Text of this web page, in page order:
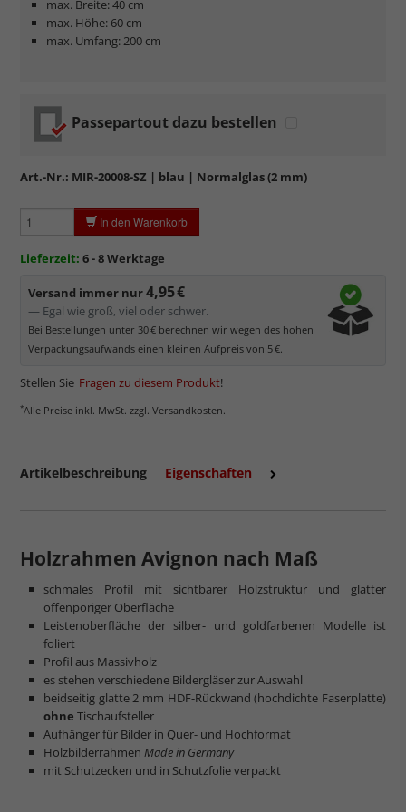
mehr zum Normalglas
max. Breite: 40 cm
max. Höhe: 60 cm
max. Umfang: 200 cm
Passepartout dazu bestellen
Art.-Nr.: MIR-20008-SZ | blau | Normalglas (2 mm)
In den Warenkorb
Lieferzeit: 6 - 8 Werktage
Versand immer nur4,95 €
— Egal wie groß, viel oder schwer.
Bei Bestellungen unter 30 € berechnen wir wegen des hohen
Verpackungsaufwands einen kleinen Aufpreis von 5 €.
Stellen Sie Fragen zu diesem Produkt!
*Alle Preise inkl. MwSt. zzgl. Versandkosten.
Artikelbeschreibung Eigenschaften
Holzrahmen Avignon nach Maß
schmales Profil mit sichtbarer Holzstruktur und glatter
offenporiger Oberfläche
Leistenoberfläche der silber- und goldfarbenen Modelle ist
foliert
Profil aus Massivholz
es stehen verschiedene Bildergläser zur Auswahl
beidseitig glatte 2 mm HDF-Rückwand (hochdichte Faserplatte)
ohne Tischaufsteller
Aufhänger für Bilder in Quer- und Hochformat
Holzbilderrahmen Made in Germany
mit Schutzecken und in Schutzfolie verpackt